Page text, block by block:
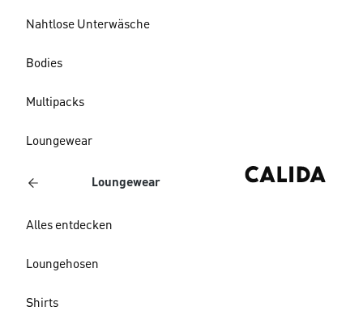
Nahtlose Unterwäsche
Bodies
Multipacks
Loungewear
Loungewear
Alles entdecken
Loungehosen
Shirts